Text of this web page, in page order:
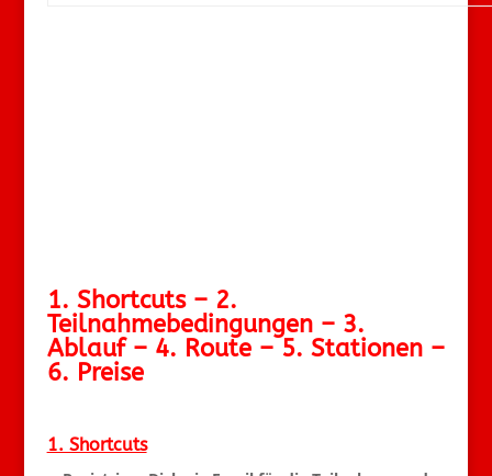
1. Shortcuts – 2.
Teilnahmebedingungen – 3.
Ablauf – 4. Route – 5. Stationen –
6. Preise
1. Shortcuts